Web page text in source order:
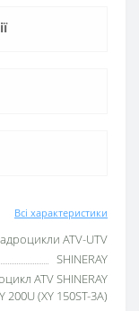
Всі характеристики
ATV-UTV
SHINERAY
ATV SHINERAY
200U (XY 150ST-3A)